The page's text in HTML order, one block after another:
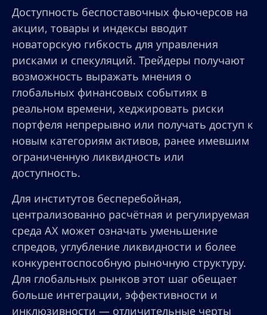
Доступность беспоставочных фьючерсов на
акции, товары и индексы вводит
новаторскую гибкость для управления
рисками и спекуляций. Трейдеры получают
возможность выражать мнения о
глобальных финансовых событиях в
реальном времени, хеджировать риски
портфеля непрерывно или получать доступ к
новым категориям активов, ранее имевшим
ограниченную ликвидность или
доступность.
Для институтов бесперебойная,
централизованно расчётная и регулируемая
среда AX может означать уменьшение
спредов, углубление ликвидности и более
конкурентоспособную рыночную структуру.
Для глобальных рынков этот шаг обещает
больше интеграции, эффективности и
инклюзивности — отличительные черты